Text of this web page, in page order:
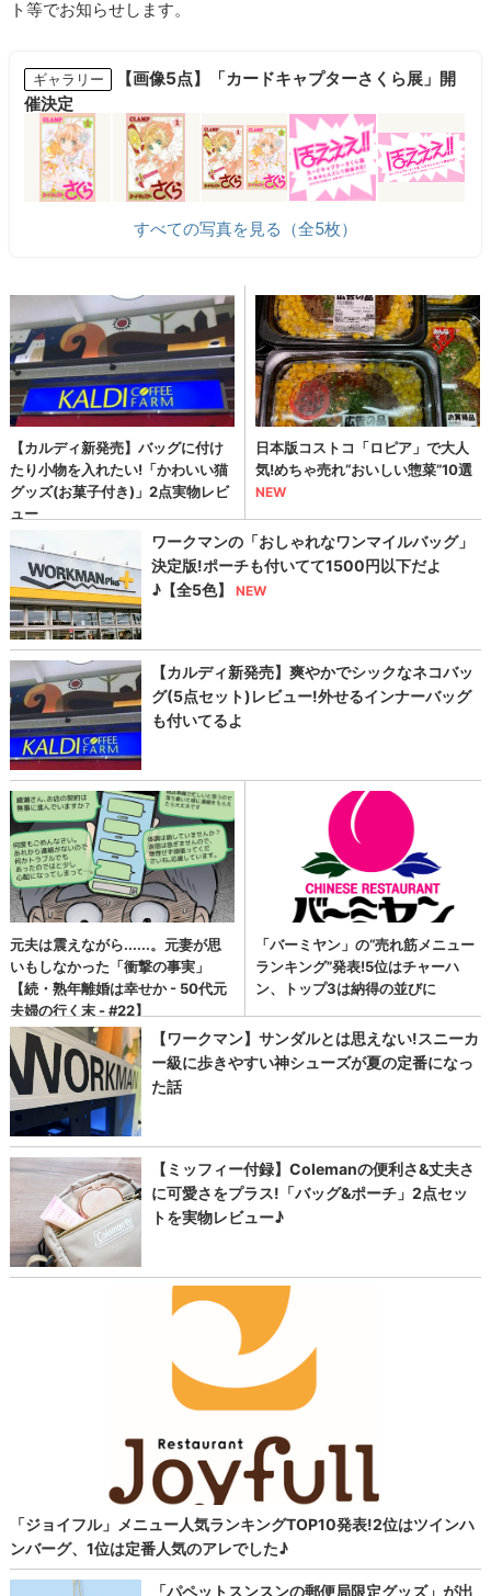
ト等でお知らせします。
ギャラリー
【画像5点】「カードキャプターさくら展」開
催決定
すべての写真を見る（全5枚）